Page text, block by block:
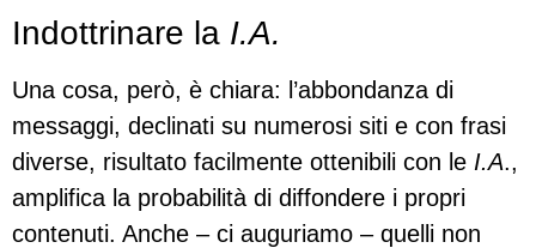
Indottrinare la I.A.
Una cosa, però, è chiara: l’abbondanza di
messaggi, declinati su numerosi siti e con frasi
diverse, risultato facilmente ottenibili con le I.A.,
amplifica la probabilità di diffondere i propri
contenuti. Anche – ci auguriamo – quelli non